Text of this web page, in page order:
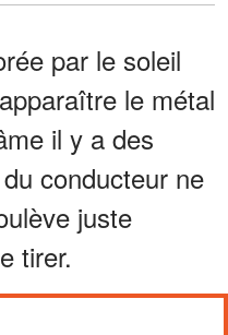
par le soleil
le métal
il y a des
conducteur ne
juste
tirer.